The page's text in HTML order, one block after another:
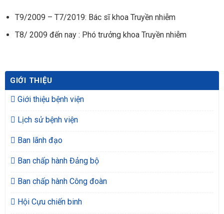
T9/2009 – T7/2019: Bác sĩ khoa Truyền nhiễm
T8/ 2009 đến nay : Phó trưởng khoa Truyền nhiễm
GIỚI THIỆU
Giới thiệu bệnh viện
Lịch sử bệnh viện
Ban lãnh đạo
Ban chấp hành Đảng bộ
Ban chấp hành Công đoàn
Hội Cựu chiến binh